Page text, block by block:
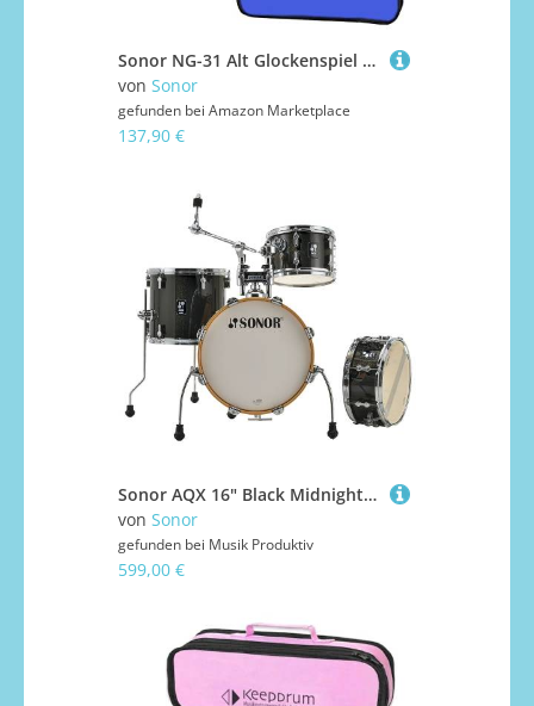
Sonor NG-31 Alt Glockenspiel + keepdrum MB03 Glockenspiel-Tasche
von Sonor
gefunden bei Amazon Marketplace
137,90 €
Sonor AQX 16" Black Midnight Sparkle Jungle Shell Set Schlagzeug
von Sonor
gefunden bei Musik Produktiv
599,00 €